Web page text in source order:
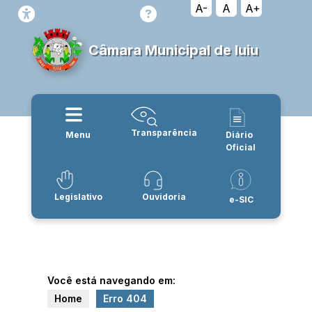
A- A A+
Câmara Municipal de Iuiu
Menu Transparência
Diário
Oficial
Legislativo Ouvidoria e-SIC
Você está navegando em:
Home
Erro 404